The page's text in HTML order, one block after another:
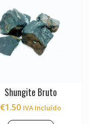
Shungite Bruto
€1.50 IVA Incluído